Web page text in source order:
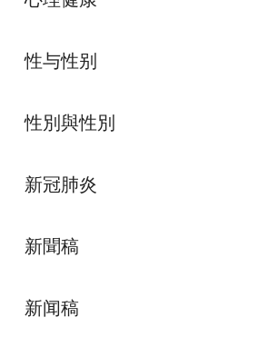
性与性别
性別與性別
新冠肺炎
新聞稿
新闻稿